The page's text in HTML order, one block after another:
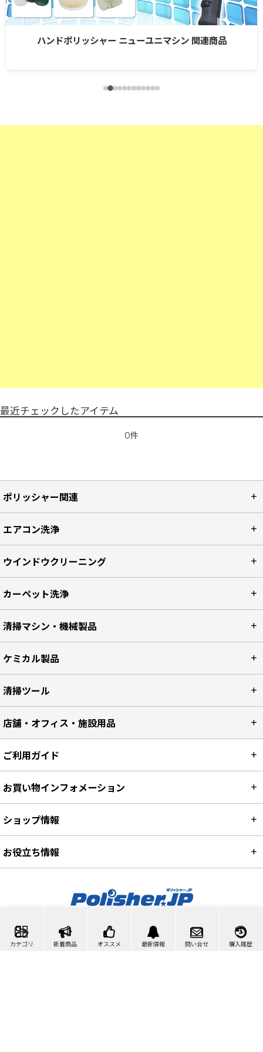
カテゴリ 新着商品 オススメ 最新情報 問い合せ 購入履歴
ハンドポリッシャー ニューユニマシン 関連商品
最近チェックしたアイテム
0件
ポリッシャー関連
エアコン洗浄
ウインドウクリーニング
カーペット洗浄
清掃マシン・機械製品
ケミカル製品
清掃ツール
店舗・オフィス・施設用品
カート マイページ 問い合わせ
ご利用ガイド
お買い物インフォメーション
ショップ情報
お役立ち情報